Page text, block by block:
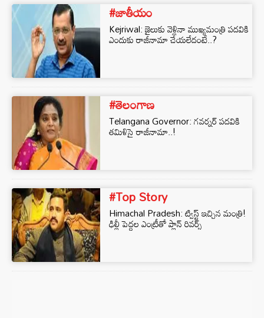
#జాతీయం
Kejriwal: జైలుకు వెళ్లినా ముఖ్యమంత్రి పదవికి
ఎందుకు రాజీనామా చేయలేదంటే..?
#తెలంగాణ
Telangana Governor: గవర్నర్ పదవికి
తమిళిసై రాజీనామా..!
#Top Story
Himachal Pradesh: ట్విస్ట్ ఇచ్చిన మంత్రి!
ఢిల్లీ పెద్దల ఎంట్రీతో ప్లాన్ రివర్స్